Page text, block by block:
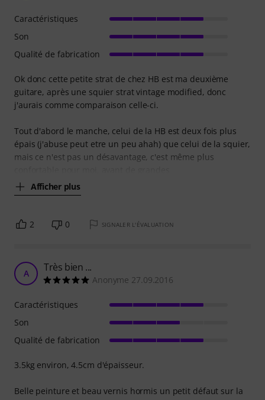
Ok donc cette petite strat de chez HB est ma deuxième
guitare, après une squier strat vintage modified, donc
j'aurais comme comparaison celle-ci.
Tout d'abord le manche, celui de la HB est deux fois plus
épais (j'abuse peut etre un peu ahah) que celui de la squier,
mais ce n'est pas un désavantage, c'est même plus
Afficher plus
Caractéristiques
Son
Qualité de fabrication
2 0 SIGNALER L'ÉVALUATION
A Très bien ...
Anonyme 27.09.2016
3.5kg environ, 4.5cm d'épaisseur.
Belle peinture et beau vernis hormis un petit défaut sur la
Caractéristiques
Son
Qualité de fabrication